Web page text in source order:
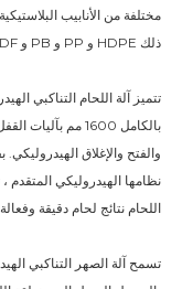
ذلك HDPE و PP و PB و PVDF.
اللحام نتائج لحام دقيقة وفعالة.